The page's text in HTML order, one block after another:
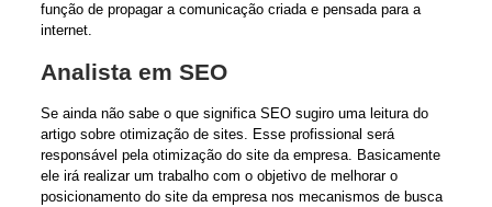
função de propagar a comunicação criada e pensada para a
internet.
Analista em SEO
Se ainda não sabe o que significa SEO sugiro uma leitura do
artigo sobre otimização de sites. Esse profissional será
responsável pela otimização do site da empresa. Basicamente
ele irá realizar um trabalho com o objetivo de melhorar o
posicionamento do site da empresa nos mecanismos de busca